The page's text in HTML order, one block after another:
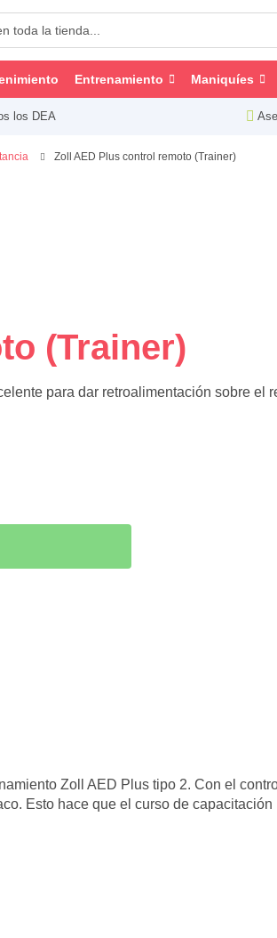
Entrenamiento Maniquíes
los DEA
Zoll AED Plus control remoto (Trainer)
(Trainer)
para dar retroalimentación sobre el
Zoll AED Plus tipo 2. Con el
Esto hace que el curso de